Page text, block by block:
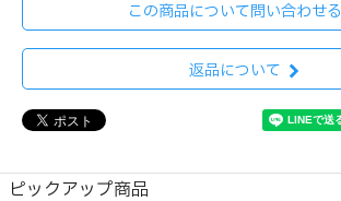
この商品について問い合わせる
返品について
ピックアップ商品